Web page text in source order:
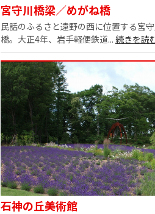
宮守川橋梁／めがね橋
民話のふるさと遠野の西に位置する宮
橋。大正4年、岩手軽便鉄道... 続きを読
石神の丘美術館